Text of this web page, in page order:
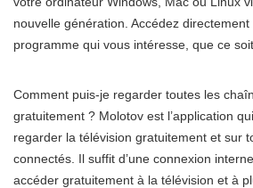
nouvelle génération. Accédez directement
programme qui vous intéresse, que ce
Comment puis-je regarder toutes les
gratuitement ? Molotov est l’application
regarder la télévision gratuitement et sur
connectés. Il suffit d’une connexion
accéder gratuitement à la télévision et à